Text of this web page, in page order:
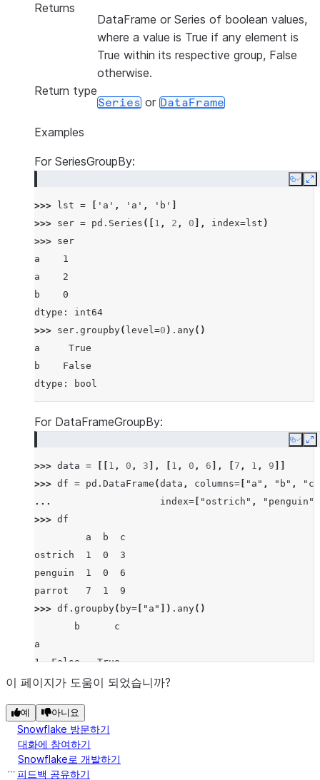
Returns
DataFrame or Series of boolean values,
where a value is True if any element is
True within its respective group, False
otherwise.
Return type
Series or DataFrame
Examples
For SeriesGroupBy:
Copy
>>> lst = 'a' , 'a' , 'b'
>>> ser = pd . Series ([ 1 , 2 , 0 ], index=lst )
>>> ser
a    1
a    2
b    0
dtype: int64
>>> ser . groupby( level=0 ) . any()
a     True
b    False
dtype: bool
For DataFrameGroupBy:
Copy
>>> data = 1 , 0 , 3 ], 1 , 0 , 6 ], 7 , 1 , 9
>>> df = pd . DataFrame (data , columns= "a" , "b" ,
"c"
...
index= "ostrich" , "penguin"
>>> df
         a  b  c
ostrich  1  0  3
penguin  1  0  6
parrot   7  1  9
>>> df . groupby( by= "a" ]) . any()
       b      c
a
1  False   True
7   True   True
이 페이지가 도움이 되었습니까?
예 아니요
Snowflake 방문하기
대화에 참여하기
Snowflake로 개발하기
피드백 공유하기